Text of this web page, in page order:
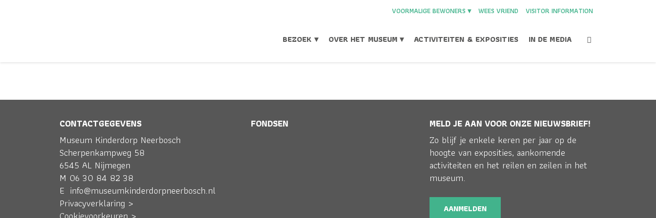
VOORMALIGE BEWONERS ▾ WEES VRIEND VISITOR INFORMATION
BEZOEK ▾ OVER HET MUSEUM ▾ ACTIVITEITEN & EXPOSITIES IN DE MEDIA
GESCHIEDENISCAFENIJMEGEN Geschiedeniscafé Nijmegen on tour>GeschiedeniscafeNijmegen
CONTACTGEGEVENS
Museum Kinderdorp Neerbosch
Scherpenkampweg 58
6545 AL Nijmegen
M 06 30 84 82 38
E info@museumkinderdorpneerbosch.nl
Privacyverklaring >
FONDSEN MELD JE AAN VOOR ONZE NIEUWSBRIEF!
Zo blijf je enkele keren per jaar op de
hoogte van exposities, aankomende
activiteiten en het reilen en zeilen in het
museum.
AANMELDEN